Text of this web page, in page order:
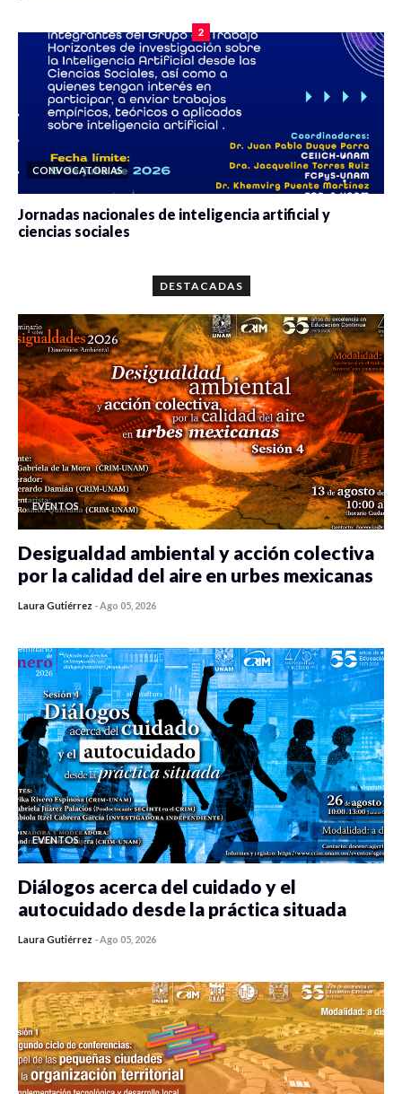
2
CONVOCATORIAS
Jornadas nacionales de inteligencia artificial y
ciencias sociales
DESTACADAS
EVENTOS
Desigualdad ambiental y acción colectiva
por la calidad del aire en urbes mexicanas
Laura Gutiérrez -Ago 05, 2026
EVENTOS
Diálogos acerca del cuidado y el
autocuidado desde la práctica situada
Laura Gutiérrez -Ago 05, 2026